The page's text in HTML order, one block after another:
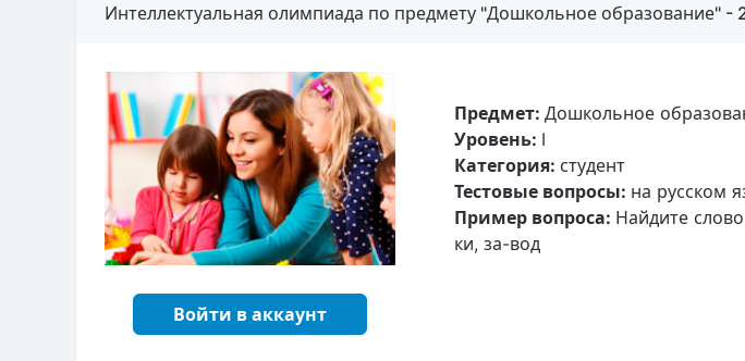
Интеллектуальная олимпиада по предмету "Дошкольное образование" -
Войти в аккаунт
Предмет: Дошкольное
Уровень: I
Категория: студент
Тестовые вопросы: на русском
Пример вопроса: Найдите
ки, за-вод